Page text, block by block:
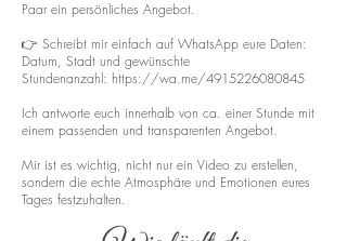
Paar ein persönliches Angebot.
👉 Schreibt mir einfach auf WhatsApp eure Daten:
Datum, Stadt und gewünschte
Stundenanzahl: https://wa.me/4915226080845
Ich antworte euch innerhalb von ca. einer Stunde mit
einem passenden und transparenten Angebot.
Mir ist es wichtig, nicht nur ein Video zu erstellen,
sondern die echte Atmosphäre und Emotionen eures
Tages festzuhalten.